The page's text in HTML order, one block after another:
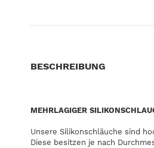
BESCHREIBUNG
MEHRLAGIGER
Unsere Silikonschläuche sind
Diese besitzen je nach